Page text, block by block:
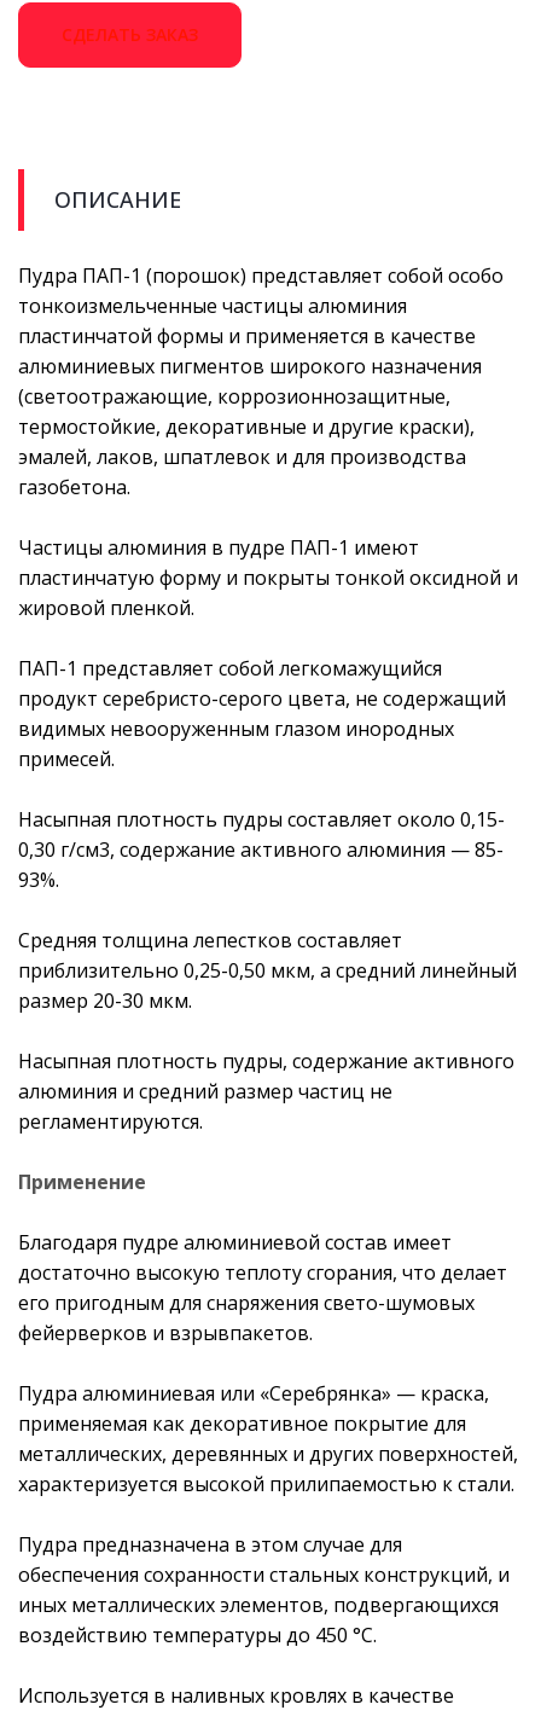
СДЕЛАТЬ ЗАКАЗ
ОПИСАНИЕ
Пудра ПАП-1 (порошок) представляет собой особо
тонкоизмельченные частицы алюминия
пластинчатой формы и применяется в качестве
алюминиевых пигментов широкого назначения
(светоотражающие, коррозионнозащитные,
термостойкие, декоративные и другие краски),
эмалей, лаков, шпатлевок и для производства
газобетона.
Частицы алюминия в пудре ПАП-1 имеют
пластинчатую форму и покрыты тонкой оксидной и
жировой пленкой.
ПАП-1 представляет собой легкомажущийся
продукт серебристо-серого цвета, не содержащий
видимых невооруженным глазом инородных
примесей.
Насыпная плотность пудры составляет около 0,15-
0,30 г/см3, содержание активного алюминия — 85-
93%.
Средняя толщина лепестков составляет
приблизительно 0,25-0,50 мкм, а средний линейный
размер 20-30 мкм.
Насыпная плотность пудры, содержание активного
алюминия и средний размер частиц не
регламентируются.
Применение
Благодаря пудре алюминиевой состав имеет
достаточно высокую теплоту сгорания, что делает
его пригодным для снаряжения свето-шумовых
фейерверков и взрывпакетов.
Пудра алюминиевая или «Серебрянка» — краска,
применяемая как декоративное покрытие для
металлических, деревянных и других поверхностей,
характеризуется высокой прилипаемостью к стали.
Пудра предназначена в этом случае для
обеспечения сохранности стальных конструкций, и
иных металлических элементов, подвергающихся
воздействию температуры до 450 °С.
Используется в наливных кровлях в качестве